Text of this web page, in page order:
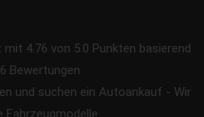
mit 4.76 von 5.0 Punkten basierend
Bewertungen
und suchen ein Autoankauf - Wir
Fahrzeugmodelle.